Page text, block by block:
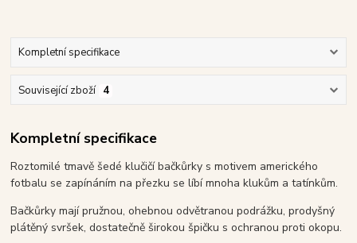
Kompletní specifikace
Související zboží 4
Kompletní specifikace
Roztomilé tmavě šedé klučičí bačkůrky s motivem amerického
fotbalu se zapínáním na přezku se líbí mnoha klukům a tatínkům.
Bačkůrky mají pružnou, ohebnou odvětranou podrážku, prodyšný
plátěný svršek, dostatečně širokou špičku s ochranou proti okopu.